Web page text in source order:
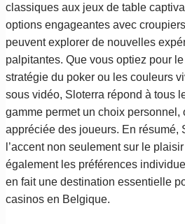
classiques aux jeux de table
options engageantes avec
peuvent explorer de nouvelles
palpitantes. Que vous optiez pour
stratégie du poker ou les couleurs
sous vidéo, Sloterra répond à tous
gamme permet un choix personnel,
appréciée des joueurs. En résumé,
l’accent non seulement sur le
également les préférences
en fait une destination essentielle
casinos en Belgique.